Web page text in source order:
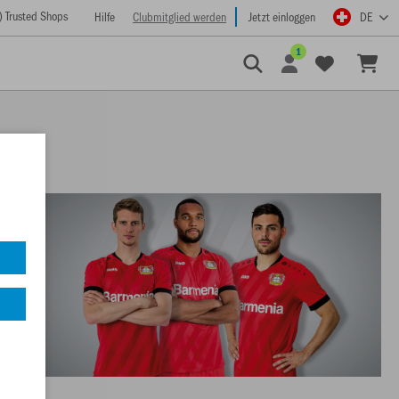
Shops Hilfe Clubmitglied werden Jetzt einloggen DE
1